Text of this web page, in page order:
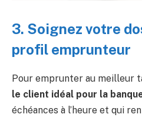
3. Soignez votre
profil emprunteur
Pour emprunter au meilleur
le client idéal pour la
échéances à l’heure et qui